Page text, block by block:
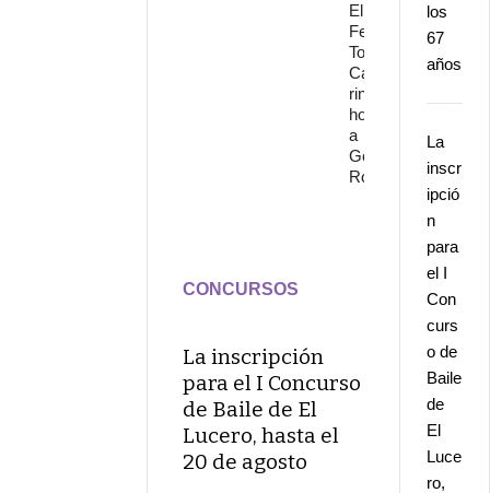
El
Festival
Torre del
Cante
rinde
homenaje
a
Gonzalo
Rojo
CONCURSOS
La inscripción
para el I Concurso
de Baile de El
Lucero, hasta el
20 de agosto
los
67
años
La
inscr
ipció
n
para
el I
Con
curs
o de
Baile
de
El
Luce
ro,